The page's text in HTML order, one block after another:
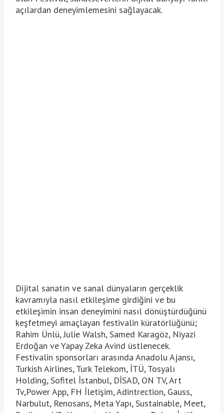
açılardan deneyimlemesini sağlayacak.
Dijital sanatın ve sanal dünyaların gerçeklik
kavramıyla nasıl etkileşime girdiğini ve bu
etkileşimin insan deneyimini nasıl dönüştürdüğünü
keşfetmeyi amaçlayan festivalin küratörlüğünü;
Rahim Ünlü, Julie Walsh, Samed Karagöz, Niyazi
Erdoğan ve Yapay Zeka Avind üstlenecek.
Festivalin sponsorları arasında Anadolu Ajansı,
Turkish Airlines, Turk Telekom, İTÜ, Tosyalı
Holding, Sofitel İstanbul, DİSAD, ON TV, Art
Tv,Power App, FH İletişim, Adintrection, Gauss,
Narbulut, Renosans, Meta Yapı, Sustainable, Meet,